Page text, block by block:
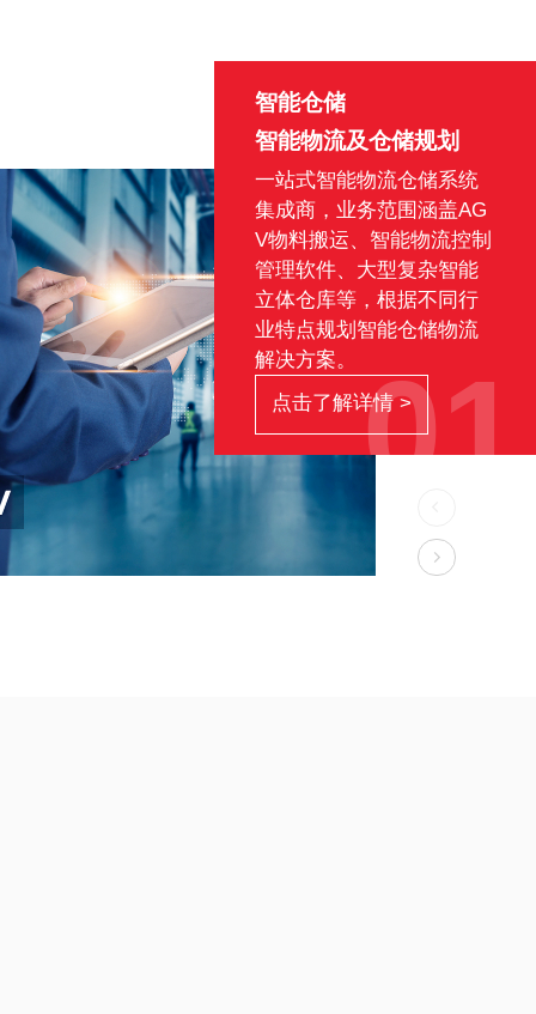
智能仓储
智能物流及仓储规划
一站式智能物流仓储系统
集成商，业务范围涵盖AG
V物料搬运、智能物流控制
管理软件、大型复杂智能
立体仓库等，根据不同行
业特点规划智能仓储物流
解决方案。
点击了解详情 >01